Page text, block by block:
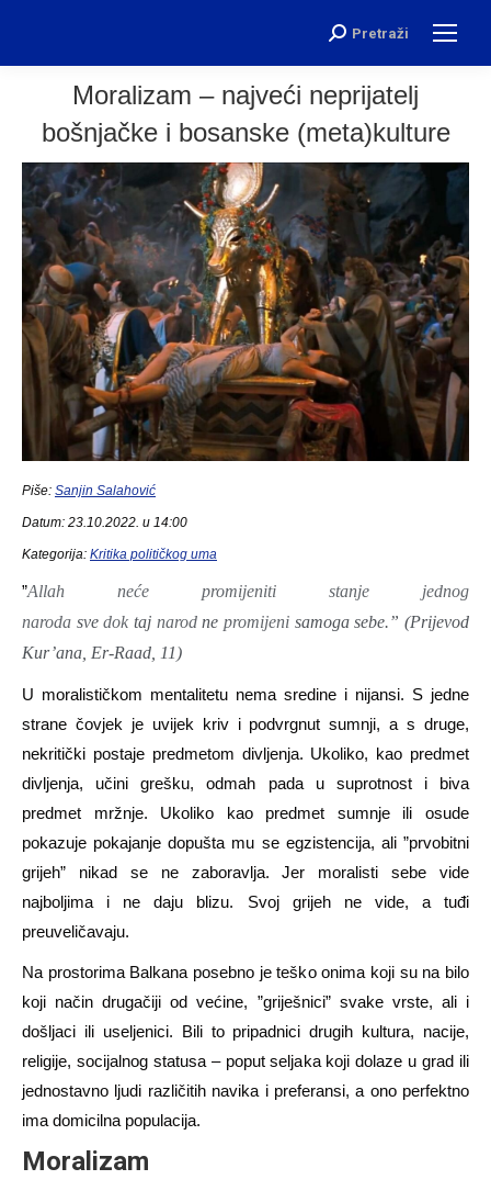
Search:
Pretraži
Moralizam – najveći neprijatelj
bošnjačke i bosanske (meta)kulture
Piše: Sanjin Salahović
Datum: 23.10.2022. u 14:00
Kategorija: Kritika političkog uma
”Allah neće promijeniti stanje jednog
naroda svedok taj narod nepromijeni samoga sebe.” (Prijevod
Kur’ana, Er-Raad, 11)
U moralističkom mentalitetu nema sredine i nijansi. S jedne
strane čovjek je uvijek kriv i podvrgnut sumnji, a s druge,
nekritički postaje predmetom divljenja. Ukoliko, kao predmet
divljenja, učini grešku, odmah pada u suprotnost i biva
predmet mržnje. Ukoliko kao predmet sumnje ili osude
pokazuje pokajanje dopušta mu se egzistencija, ali ”prvobitni
grijeh” nikad se ne zaboravlja. Jer moralisti sebe vide
najboljima i ne daju blizu. Svoj grijeh ne vide, a tuđi
preuveličavaju.
Na prostorima Balkana posebno je teško onima koji su na bilo
koji način drugačiji od većine, ”griješnici”svake vrste, ali i
došljaci ili useljenici. Bili to pripadnici drugih kultura, nacije,
religije, socijalnog statusa – poput seljaka koji dolaze u grad ili
jednostavno ljudi različitih navika i preferansi, a ono perfektno
ima domicilna populacija.
Moralizam